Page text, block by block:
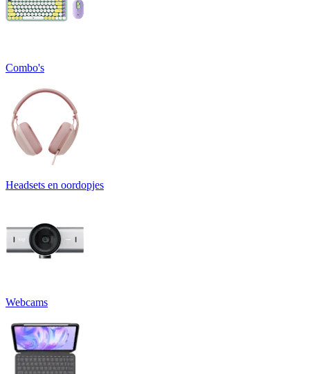
Combo's
Headsets en oordopjes
Webcams